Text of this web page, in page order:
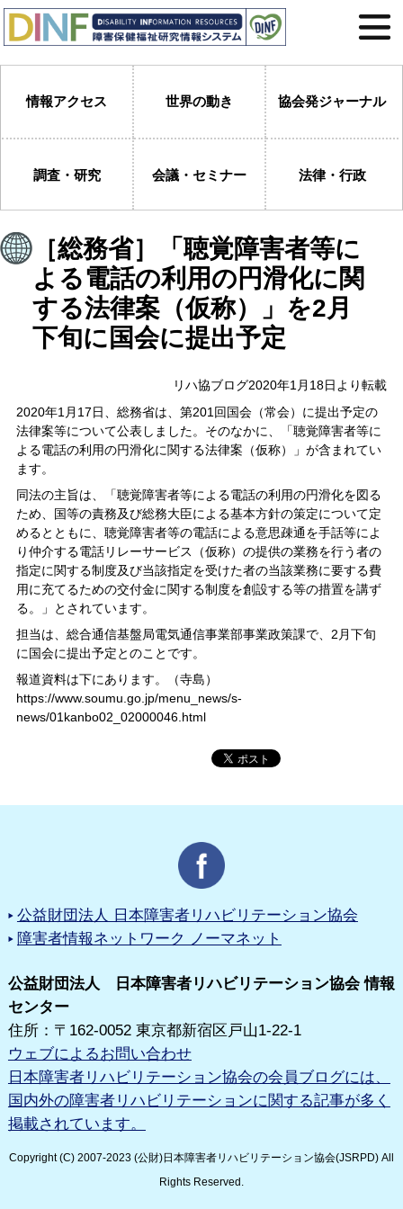
情報アクセス 世界の動き 協会発ジャーナル
調査・研究 会議・セミナー 法律・行政
［総務省］「聴覚障害者等に
よる電話の利用の円滑化に関
する法律案（仮称）」を2月
下旬に国会に提出予定
リハ協ブログ2020年1月18日より転載
2020年1月17日、総務省は、第201回国会（常会）に提出予定の
法律案等について公表しました。そのなかに、「聴覚障害者等に
よる電話の利用の円滑化に関する法律案（仮称）」が含まれてい
ます。
同法の主旨は、「聴覚障害者等による電話の利用の円滑化を図る
ため、国等の責務及び総務大臣による基本方針の策定について定
めるとともに、聴覚障害者等の電話による意思疎通を手話等によ
り仲介する電話リレーサービス（仮称）の提供の業務を行う者の
指定に関する制度及び当該指定を受けた者の当該業務に要する費
用に充てるための交付金に関する制度を創設する等の措置を講ず
る。」とされています。
担当は、総合通信基盤局電気通信事業部事業政策課で、2月下旬
に国会に提出予定とのことです。
報道資料は下にあります。（寺島）
https://www.soumu.go.jp/menu_news/s-
news/01kanbo02_02000046.html
公益財団法人 日本障害者リハビリテーション協会
障害者情報ネットワーク ノーマネット
公益財団法人 日本障害者リハビリテーション協会 情報
センター
住所：〒162-0052 東京都新宿区戸山1-22-1
ウェブによるお問い合わせ
日本障害者リハビリテーション協会の会員ブログには、
国内外の障害者リハビリテーションに関する記事が多く
掲載されています。
Copyright (C) 2007-2023 (公財)日本障害者リハビリテーション協会(JSRPD) All
Rights Reserved.